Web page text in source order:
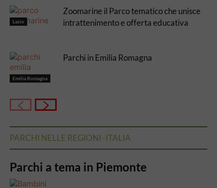
Lazio
Zoomarine il Parco tematico che unisce
intrattenimento e offerta educativa
Emilia Romagna
Parchi in Emilia Romagna
PARCHI NELLE REGIONI -ITALIA
Parchi a tema in Piemonte